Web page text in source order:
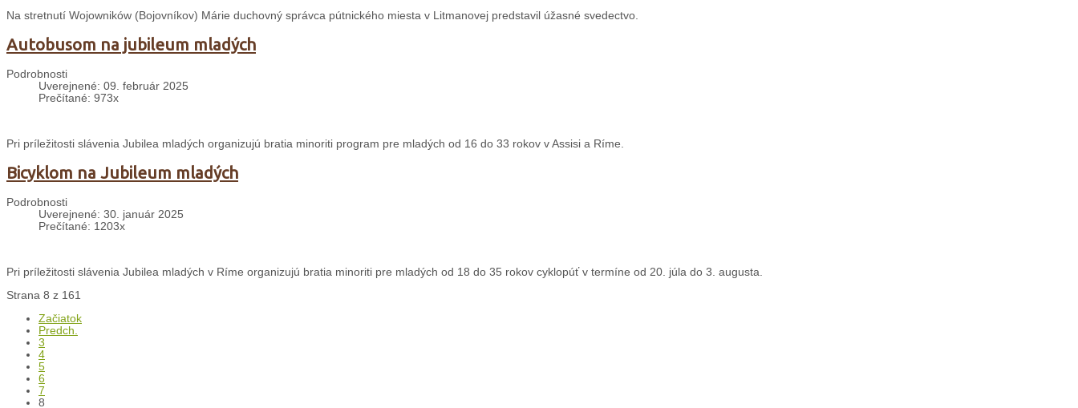
Na stretnutí Wojowników (Bojovníkov) Márie duchovný správca pútnického miesta v Litmanovej predstavil úžasné svedectvo.
Autobusom na jubileum mladých
Podrobnosti
Uverejnené: 09. február 2025
Prečítané: 973x
Pri príležitosti slávenia Jubilea mladých organizujú bratia minoriti program pre mladých od 16 do 33 rokov v Assisi a Ríme.
Bicyklom na Jubileum mladých
Podrobnosti
Uverejnené: 30. január 2025
Prečítané: 1203x
Pri príležitosti slávenia Jubilea mladých v Ríme organizujú bratia minoriti pre mladých od 18 do 35 rokov cyklopúť v termíne od 20. júla do 3. augusta.
Strana 8 z 161
Začiatok
Predch.
3
4
5
6
7
8